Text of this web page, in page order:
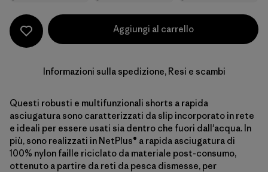
Aggiungi al carrello
Informazioni sulla spedizione, Resi e scambi
Questi robusti e multifunzionali shorts a rapida
asciugatura sono caratterizzati da slip incorporato in rete
e ideali per essere usati sia dentro che fuori dall'acqua. In
più, sono realizzati in NetPlus® a rapida asciugatura di
100% nylon faille riciclato da materiale post-consumo,
ottenuto a partire da reti da pesca dismesse, per